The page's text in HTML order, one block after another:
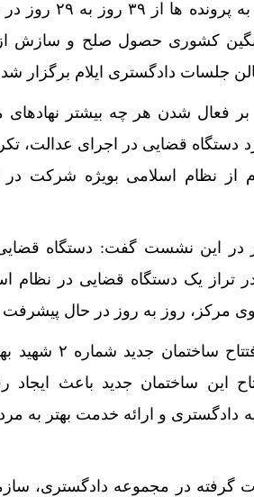
وی از کاهش میانگین
جلسات دادگستری ایلام برگزار
فعال شدن هر چه بیشتر نهادهای
دستگاه قضایی در اجرای عدالت،
از نظام اسلامی بویژه شرکت در
در این نشست گفت: دستگاه قضایی
تراز یک دستگاه قضایی در نظام
مرکز، روز به روز در حال
حجت الاسلام
این ساختمان جدید باعث ایجاد
دادگستری و ارائه خدمت بهتر به
در مجموعه دادگستری،